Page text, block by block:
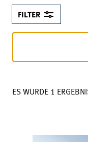
FILTER
ES WURDE 1